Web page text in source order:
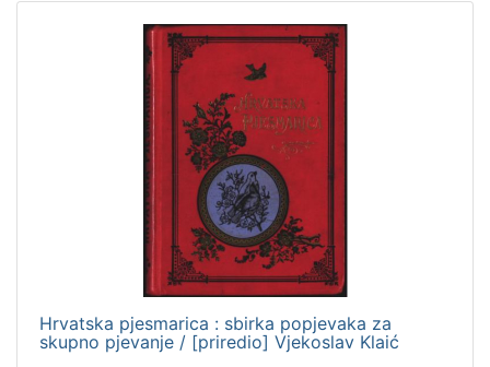
Hrvatska pjesmarica : sbirka popjevaka za
skupno pjevanje / [priredio] Vjekoslav Klaić